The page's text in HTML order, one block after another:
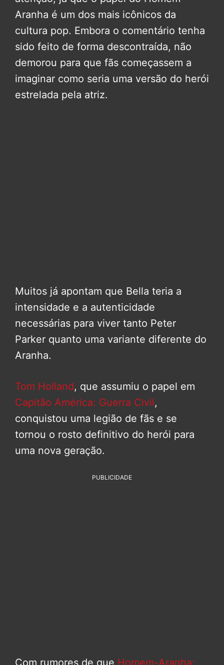
Aranha é um dos mais icônicos da
cultura pop. Embora o comentário tenha
sido feito de forma descontraída, não
demorou para que fãs começassem a
imaginar como seria uma versão do herói
estrelada pela atriz.
Muitos já apontam que Bella teria a
intensidade e a autenticidade
necessárias para viver tanto Peter
Parker quanto uma variante diferente do
Aranha.
Tom Holland, que assumiu o papel em
Capitão América: Guerra Civil,
conquistou uma legião de fãs e se
tornou o rosto definitivo do herói para
uma nova geração.
PUBLICIDADE